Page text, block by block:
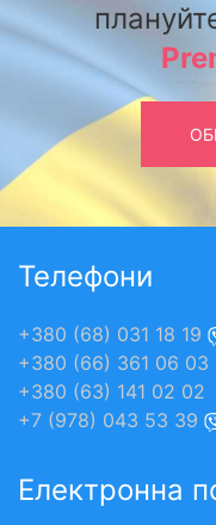
Телефони
+380 (68) 031 18 19
+380 (66) 361 06 03
+380 (63) 141 02 02
+7 (978) 043 53 39
Електронна